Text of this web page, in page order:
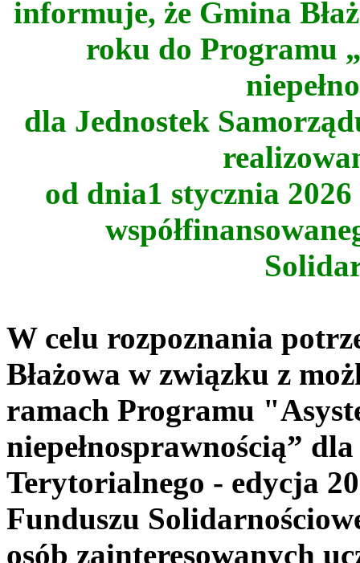
informuje, że Gmina
roku do Programu
dla Jednostek
od dnia1 stycznia
W celu rozpoznania
Błażowa w związku z
ramach Programu "
niepełnosprawnością”
Terytorialnego - edycja
Funduszu
osób zainteresowanych